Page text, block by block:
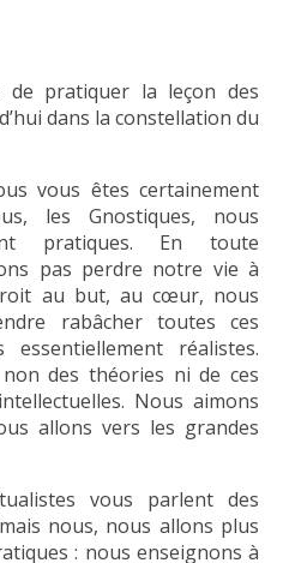
de pratiquer la leçon des
dans la constellation du
vous êtes certainement
les Gnostiques, nous
pratiques. En toute
pas perdre notre vie à
au but, au cœur, nous
rabâcher toutes ces
réalistes.
des théories ni de ces
Nous aimons
allons vers les grandes
vous parlent des
nous, nous allons plus
: nous enseignons à